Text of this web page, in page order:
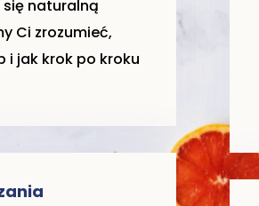
naturalną
Ci zrozumieć,
i jak krok po kroku